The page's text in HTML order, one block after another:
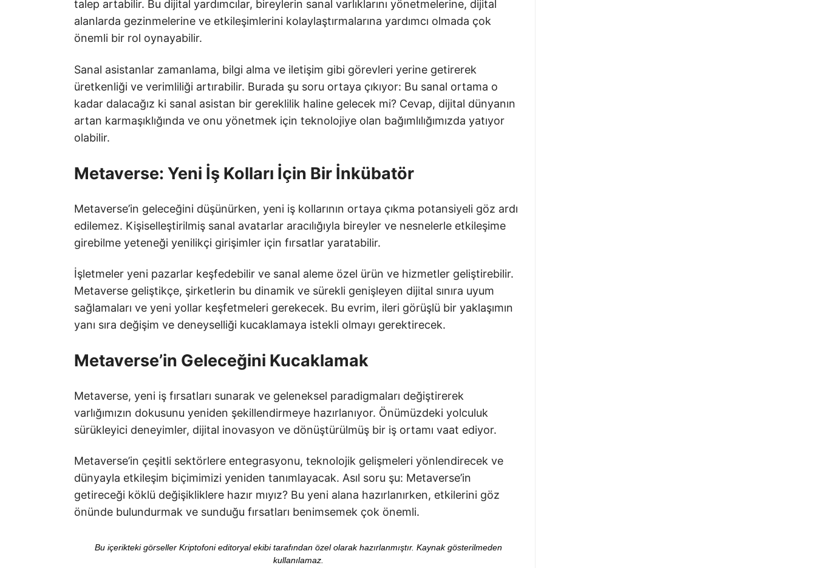
talep artabilir. Bu dijital yardımcılar, bireylerin sanal varlıklarını yönetmelerine, dijital
alanlarda gezinmelerine ve etkileşimlerini kolaylaştırmalarına yardımcı olmada çok
önemli bir rol oynayabilir.
Sanal asistanlar zamanlama, bilgi alma ve iletişim gibi görevleri yerine getirerek
üretkenliği ve verimliliği artırabilir. Burada şu soru ortaya çıkıyor: Bu sanal ortama o
kadar dalacağız ki sanal asistan bir gereklilik haline gelecek mi? Cevap, dijital dünyanın
artan karmaşıklığında ve onu yönetmek için teknolojiye olan bağımlılığımızda yatıyor
olabilir.
Metaverse: Yeni İş Kolları İçin Bir İnkübatör
Metaverse’in geleceğini düşünürken, yeni iş kollarının ortaya çıkma potansiyeli göz ardı
edilemez. Kişiselleştirilmiş sanal avatarlar aracılığıyla bireyler ve nesnelerle etkileşime
girebilme yeteneği yenilikçi girişimler için fırsatlar yaratabilir.
İşletmeler yeni pazarlar keşfedebilir ve sanal aleme özel ürün ve hizmetler geliştirebilir.
Metaverse geliştikçe, şirketlerin bu dinamik ve sürekli genişleyen dijital sınıra uyum
sağlamaları ve yeni yollar keşfetmeleri gerekecek. Bu evrim, ileri görüşlü bir yaklaşımın
yanı sıra değişim ve deneyselliği kucaklamaya istekli olmayı gerektirecek.
Metaverse’in Geleceğini Kucaklamak
Metaverse, yeni iş fırsatları sunarak ve geleneksel paradigmaları değiştirerek
varlığımızın dokusunu yeniden şekillendirmeye hazırlanıyor. Önümüzdeki yolculuk
sürükleyici deneyimler, dijital inovasyon ve dönüştürülmüş bir iş ortamı vaat ediyor.
Metaverse’in çeşitli sektörlere entegrasyonu, teknolojik gelişmeleri yönlendirecek ve
dünyayla etkileşim biçimimizi yeniden tanımlayacak. Asıl soru şu: Metaverse’in
getireceği köklü değişikliklere hazır mıyız? Bu yeni alana hazırlanırken, etkilerini göz
önünde bulundurmak ve sunduğu fırsatları benimsemek çok önemli.
Bu içerikteki görseller Kriptofoni editoryal ekibi tarafından özel olarak hazırlanmıştır. Kaynak gösterilmeden
kullanılamaz.